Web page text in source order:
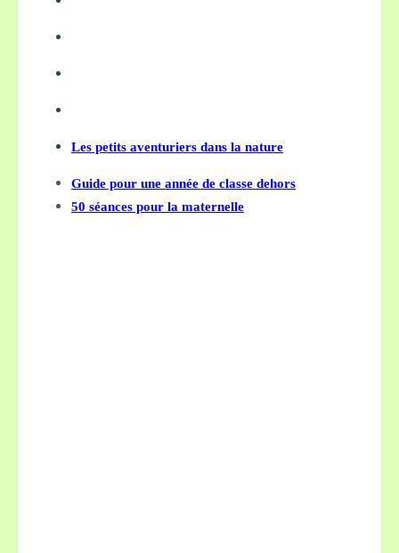
Les petits aventuriers dans la nature
Guide pour une année de classe dehors
50 séances pour la maternelle